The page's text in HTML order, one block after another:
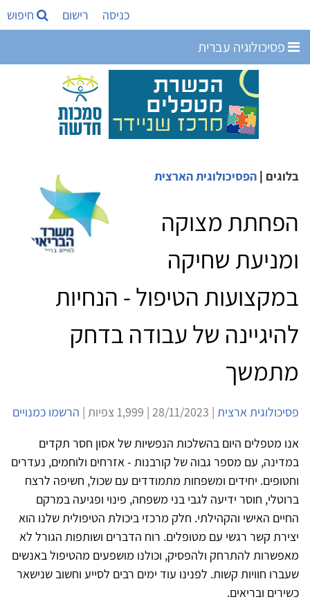
כניסה רישום חיפוש
פסיכולוגיה עברית
בלוגים | הפסיכולוגית הארצית
הפחתת מצוקה
ומניעת שחיקה
במקצועות הטיפול - הנחיות
להיגיינה של עבודה בדחק
מתמשך
פסיכולוגית ארצית | 28/11/2023 | 1,999 צפיות |
הרשמו כמנויים
אנו מטפלים היום בהשלכות הנפשיות של אסון חסר תקדים
במדינה, עם מספר גבוה של קורבנות - אזרחים ולוחמים, נעדרים
וחטופים. יחידים ומשפחות מתמודדים עם שכול, חשיפה לרצח
ברוטלי, חוסר ידיעה לגבי בני משפחה, פינוי ופגיעה במרקם
החיים האישי והקהילתי. חלק מרכזי ביכולת הטיפולית שלנו הוא
יצירת קשר רגשי עם מטופלים. רוח הדברים ושותפות הגורל לא
מאפשרות להתרחק ולהפסיק, וכולנו מושפעים מהטיפול באנשים
שעברו חוויות קשות. לפנינו עוד ימים רבים לסייע וחשוב שנישאר
כשירים ובריאים.